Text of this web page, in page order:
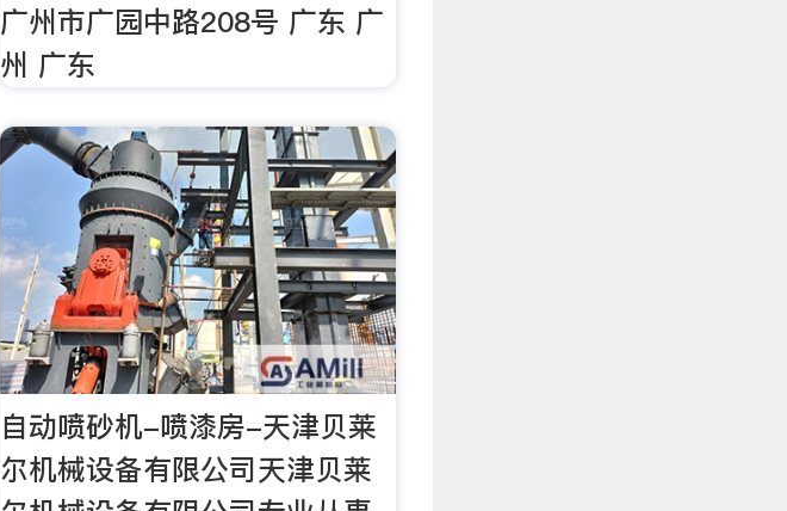
广州市广园中路208号 广东 广
州 广东
自动喷砂机-喷漆房-天津贝莱
尔机械设备有限公司天津贝莱